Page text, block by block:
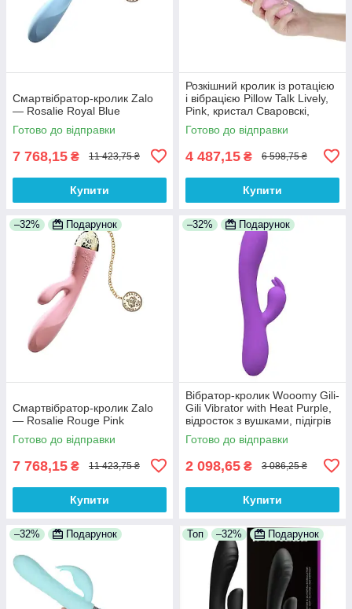
Смартвібратор-кролик Zalo
— Rosalie Royal Blue
Готово до відправки
7 768,15 ₴ 11 423,75 ₴
Купити
Розкішний кролик із ротацією
і вібрацією Pillow Talk Lively,
Pink, кристал Сваровскі,
потрійний відріст
Готово до відправки
4 487,15 ₴ 6 598,75 ₴
Купити
–32% Подарунок
Смартвібратор-кролик Zalo
— Rosalie Rouge Pink
Готово до відправки
7 768,15 ₴ 11 423,75 ₴
Купити
–32% Подарунок
Вібратор-кролик Wooomy Gili-
Gili Vibrator with Heat Purple,
відросток з вушками, підігрів
до 40 °C
Готово до відправки
2 098,65 ₴ 3 086,25 ₴
Купити
–32% Подарунок Топ –32% Подарунок